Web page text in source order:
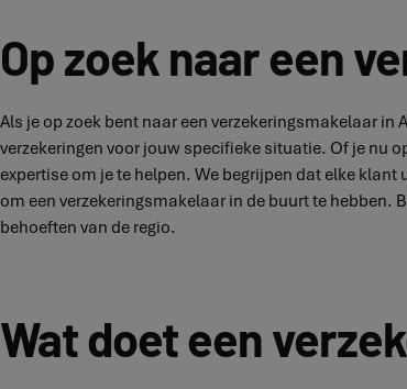
Op zoek naar een
Als je op zoek bent naar een verzekeringsmakelaar
verzekeringen voor jouw specifieke situatie. Of je nu
expertise om je te helpen. We begrijpen dat elke
om een verzekeringsmakelaar in de buurt te hebben.
behoeften van de regio.
Wat doet een